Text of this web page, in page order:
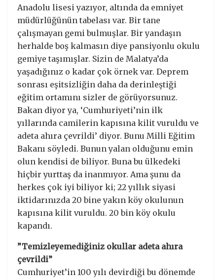
Anadolu lisesi yazıyor, altında da emniyet
müdürlüğünün tabelası var. Bir tane
çalışmayan gemi bulmuşlar. Bir yandaşın
herhalde boş kalmasın diye pansiyonlu okulu
gemiye taşımışlar. Sizin de Malatya’da
yaşadığınız o kadar çok örnek var. Deprem
sonrası eşitsizliğin daha da derinleştiği
eğitim ortamını sizler de görüyorsunuz.
Bakan diyor ya, ‘Cumhuriyeti’nin ilk
yıllarında camilerin kapısına kilit vuruldu ve
adeta ahıra çevrildi’ diyor. Bunu Milli Eğitim
Bakanı söyledi. Bunun yalan olduğunu emin
olun kendisi de biliyor. Buna bu ülkedeki
hiçbir yurttaş da inanmıyor. Ama şunu da
herkes çok iyi biliyor ki; 22 yıllık siyasi
iktidarınızda 20 bine yakın köy okulunun
kapısına kilit vuruldu. 20 bin köy okulu
kapandı.
”Temizleyemediğiniz okullar adeta ahıra
çevrildi”
Cumhuriyet’in 100 yılı devirdiği bu dönemde